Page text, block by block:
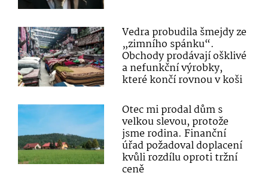
Vedra probudila šmejdy ze
„zimního spánku“.
Obchody prodávají ošklivé
a nefunkční výrobky,
které končí rovnou v koši
Otec mi prodal dům s
velkou slevou, protože
jsme rodina. Finanční
úřad požadoval doplacení
kvůli rozdílu oproti tržní
ceně